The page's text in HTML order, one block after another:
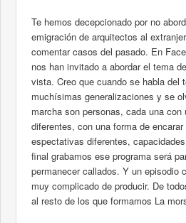
Te hemos decepcionado por no
emigración de arquitectos al
comentar casos del pasado. En
nos han invitado a abordar el tema
vista. Creo que cuando se habla del
muchísimas generalizaciones y se
marcha son personas, cada una
diferentes, con una forma de
espectativas diferentes,
final grabamos ese programa será
permanecer callados. Y un episodio
muy complicado de producir. De
al resto de los que formamos La